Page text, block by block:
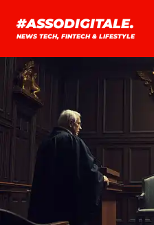
#ASSODIGITALE.
NEWS TECH, FINTECH & LIFESTYLE